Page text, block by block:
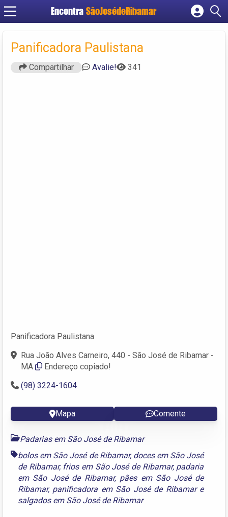
Encontra SãoJosédeRibamar
Cadastrar empresa
Criar conta
Panificadora Paulistana
Compartilhar Avalie! 341
Panificadora Paulistana
Rua João Alves Carneiro, 440 - São José de Ribamar -
MA
Endereço copiado!
(98) 3224-1604
Mapa Comente
Padarias em São José de Ribamar
bolos em São José de Ribamar, doces em São José
de Ribamar, frios em São José de Ribamar, padaria
em São José de Ribamar, pães em São José de
Ribamar, panificadora em São José de Ribamare
salgados em São José de Ribamar